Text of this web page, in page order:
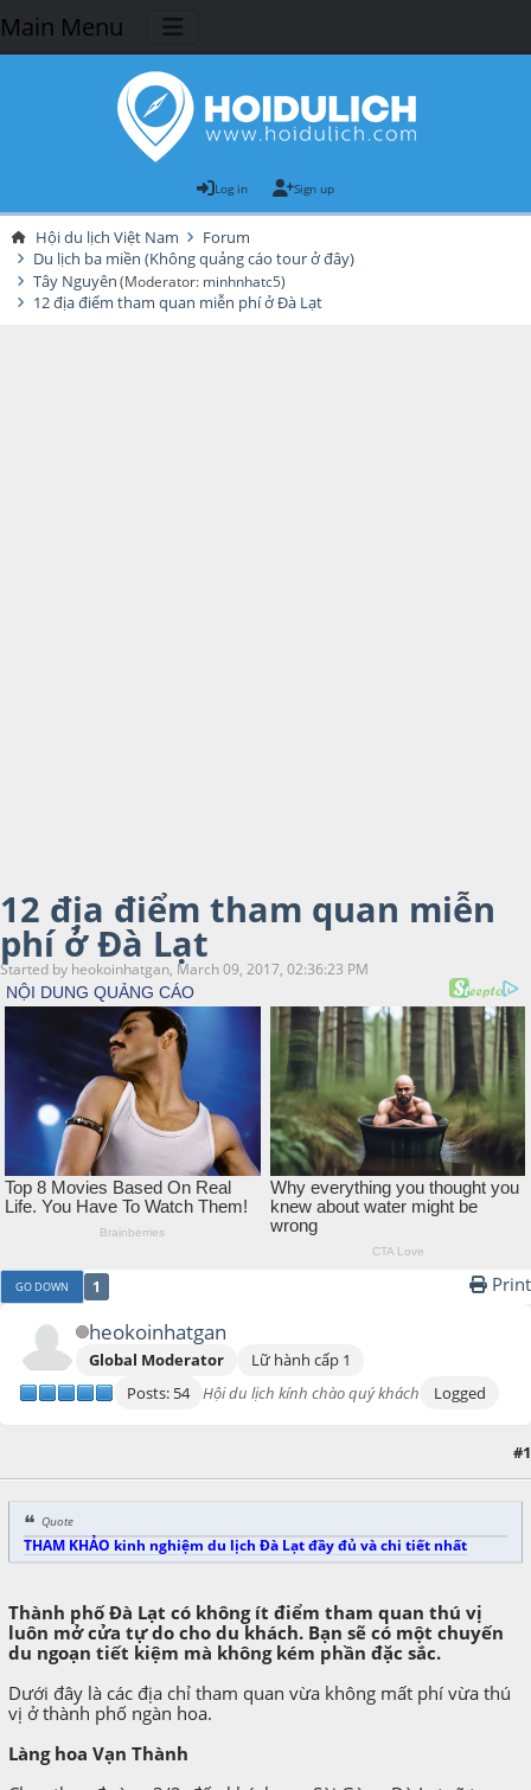
Main Menu
Log in Sign up
Hội du lịch Việt Nam
Forum
Du lịch ba miền (Không quảng cáo tour ở đây)
Tây Nguyên (Moderator: minhnhatc5)
12 địa điểm tham quan miễn phí ở Đà Lạt
12 địa điểm tham quan miễn
phí ở Đà Lạt
Started by heokoinhatgan, March 09, 2017, 02:36:23 PM
GO DOWN 1 Print
heokoinhatgan
Global Moderator
Lữ hành cấp 1
Posts: 54
Hội du lịch kính chào quý khách Logged
#1
Quote
THAM KHẢO kinh nghiệm du lịch Đà Lạt đầy đủ và chi tiết nhất
Thành phố Đà Lạt có không ít điểm tham quan thú vị
luôn mở cửa tự do cho du khách. Bạn sẽ có một chuyến
du ngoạn tiết kiệm mà không kém phần đặc sắc.
Dưới đây là các địa chỉ tham quan vừa không mất phí vừa thú
vị ở thành phố ngàn hoa.
Làng hoa Vạn Thành